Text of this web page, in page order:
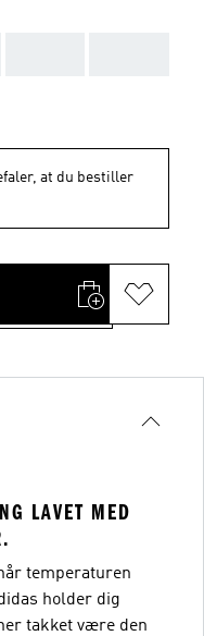
at du bestiller
LAVET MED
temperaturen
holder dig
takket være den